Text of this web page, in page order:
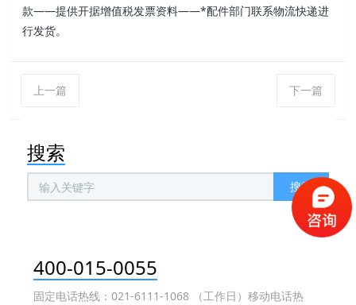
款——提供开据增值税发票资料——*配件部门联系物流快递进
行发货。
上一篇 下一篇
搜索
搜索
400-015-0055
固定电话热线：021-6111-1068 （工作日）移动电话热